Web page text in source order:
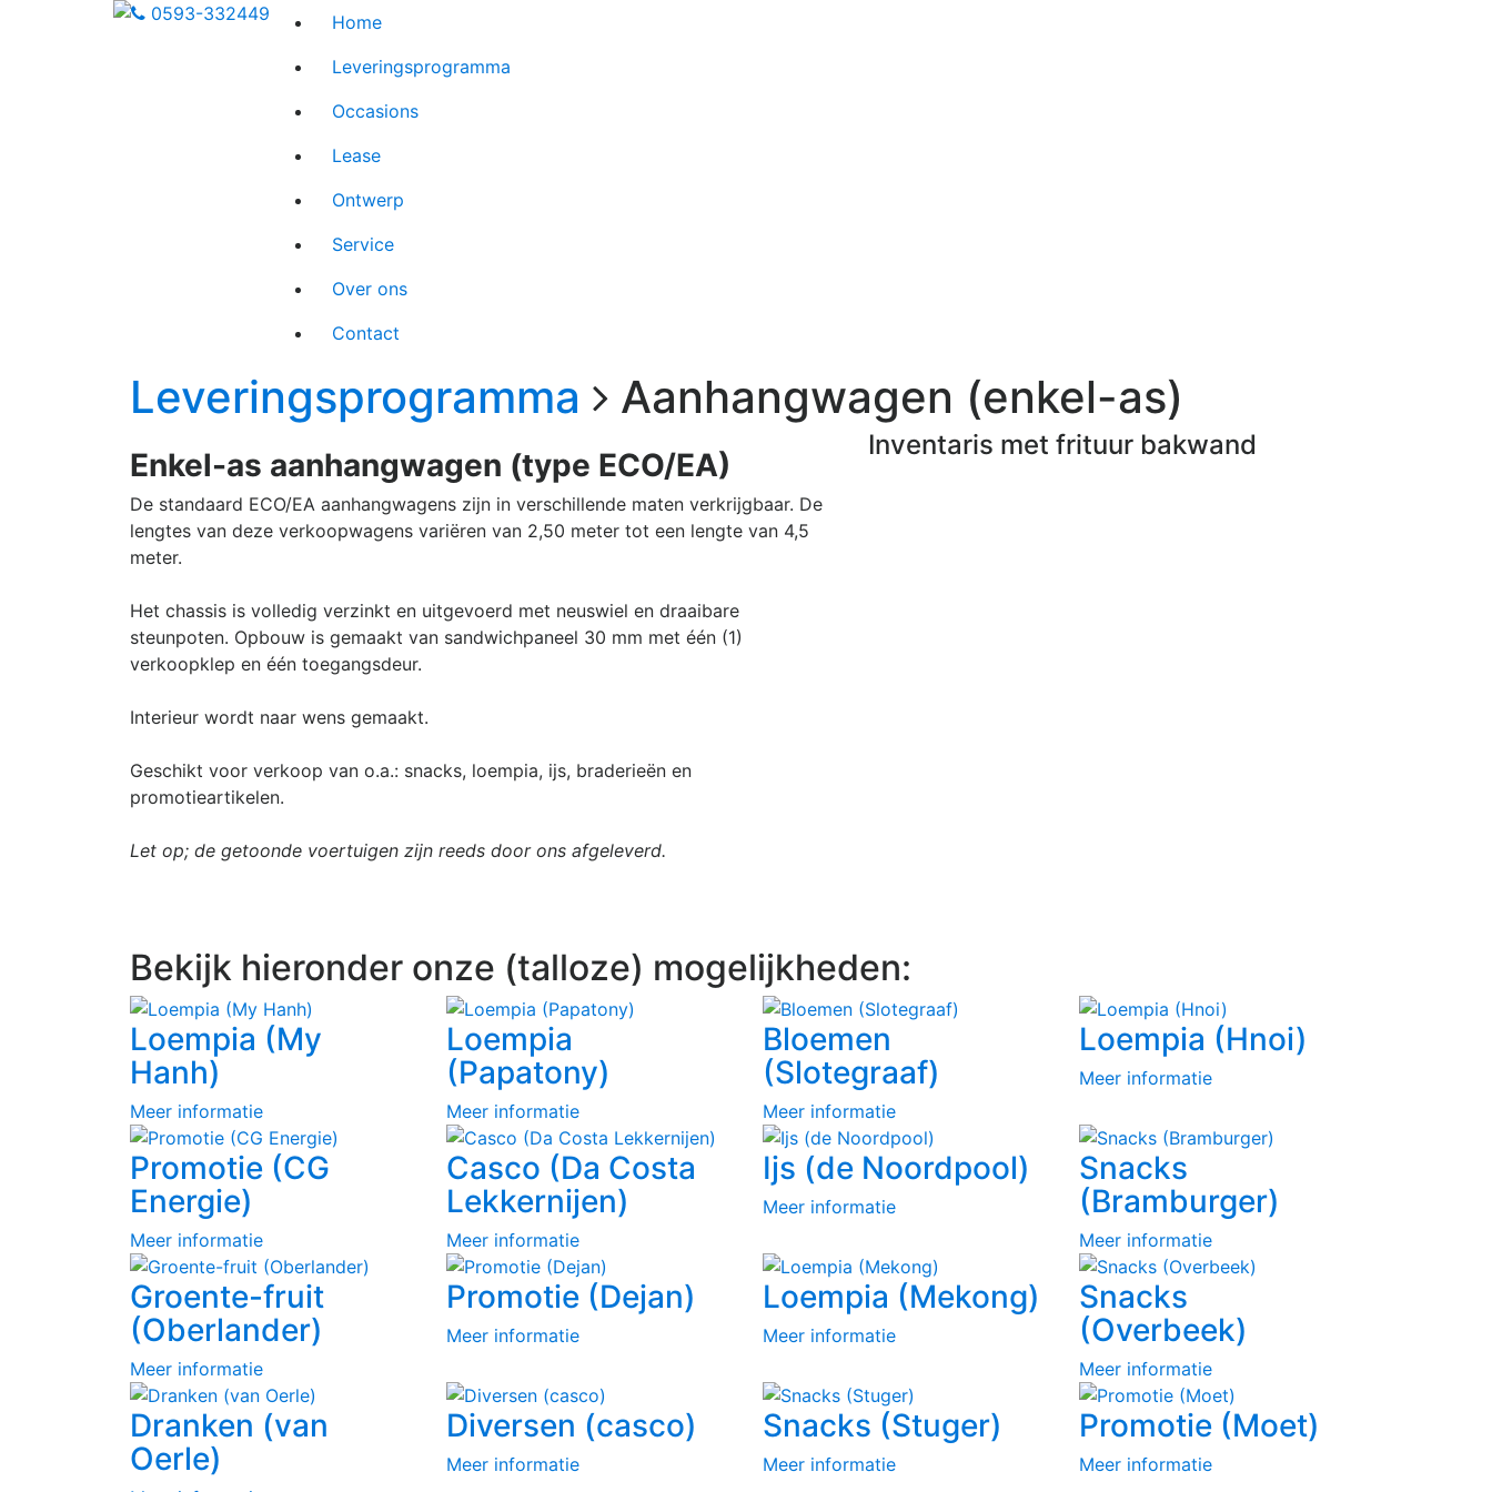
0593-332449
Home
Leveringsprogramma
Occasions
Lease
Ontwerp
Service
Over ons
Contact
Leveringsprogramma Aanhangwagen (enkel-as)
Enkel-as aanhangwagen (type ECO/EA)
De standaard ECO/EA aanhangwagens zijn in verschillende maten verkrijgbaar. De
lengtes van deze verkoopwagens variëren van 2,50 meter tot een lengte van 4,5
meter.
Het chassis is volledig verzinkt en uitgevoerd met neuswiel en draaibare
steunpoten. Opbouw is gemaakt van sandwichpaneel 30 mm met één (1)
verkoopklep en één toegangsdeur.
Interieur wordt naar wens gemaakt.
Geschikt voor verkoop van o.a.: snacks, loempia, ijs, braderieën en
promotieartikelen.
Let op; de getoonde voertuigen zijn reeds door ons afgeleverd.
Inventaris met frituur bakwand
Bekijk hieronder onze (talloze) mogelijkheden:
Loempia (My
Hanh)
Meer informatie
Loempia
(Papatony)
Meer informatie
Bloemen
(Slotegraaf)
Meer informatie
Loempia (Hnoi)
Meer informatie
Promotie (CG
Energie)
Meer informatie
Casco (Da Costa
Lekkernijen)
Meer informatie
Ijs (de Noordpool)
Meer informatie
Snacks
(Bramburger)
Meer informatie
Groente-fruit
(Oberlander)
Meer informatie
Promotie (Dejan)
Meer informatie
Loempia (Mekong)
Meer informatie
Snacks
(Overbeek)
Meer informatie
Dranken (van
Oerle)
Diversen (casco)
Meer informatie
Snacks (Stuger)
Meer informatie
Promotie (Moet)
Meer informatie